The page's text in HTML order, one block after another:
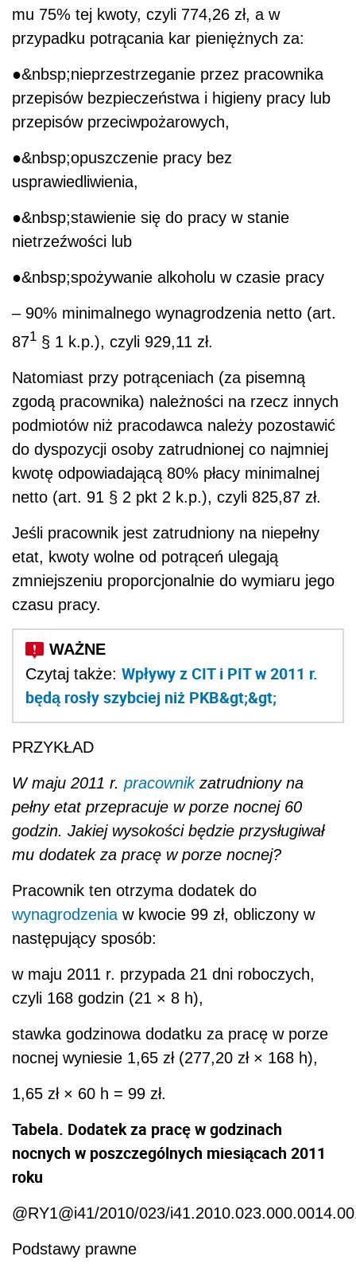
mu 75% tej kwoty, czyli 774,26 zł, a w
przypadku potrącania kar pieniężnych za:
●&nbsp;nieprzestrzeganie przez pracownika
przepisów bezpieczeństwa i higieny pracy lub
przepisów przeciwpożarowych,
●&nbsp;opuszczenie pracy bez
usprawiedliwienia,
●&nbsp;stawienie się do pracy w stanie
nietrzeźwości lub
●&nbsp;spożywanie alkoholu w czasie pracy
– 90% minimalnego wynagrodzenia netto (art.
871 § 1 k.p.), czyli 929,11 zł.
Natomiast przy potrąceniach (za pisemną
zgodą pracownika) należności na rzecz innych
podmiotów niż pracodawca należy pozostawić
do dyspozycji osoby zatrudnionej co najmniej
kwotę odpowiadającą 80% płacy minimalnej
netto (art. 91 § 2 pkt 2 k.p.), czyli 825,87 zł.
Jeśli pracownik jest zatrudniony na niepełny
etat, kwoty wolne od potrąceń ulegają
zmniejszeniu proporcjonalnie do wymiaru jego
czasu pracy.
Czytaj także: Wpływy z CIT i PIT w 2011 r.
będą rosły szybciej niż PKB&gt;&gt;
PRZYKŁAD
W maju 2011 r. pracownikzatrudniony na
pełny etat przepracuje w porze nocnej 60
godzin. Jakiej wysokości będzie przysługiwał
mu dodatek za pracę w porze nocnej?
Pracownik ten otrzyma dodatek do
wynagrodzenia w kwocie 99 zł, obliczony w
następujący sposób:
w maju 2011 r. przypada 21 dni roboczych,
czyli 168 godzin (21 × 8 h),
stawka godzinowa dodatku za pracę w porze
nocnej wyniesie 1,65 zł (277,20 zł × 168 h),
1,65 zł × 60 h = 99 zł.
Tabela. Dodatek za pracę w godzinach
nocnych w poszczególnych miesiącach 2011
roku
@RY1@i41/2010/023/
Podstawy prawne